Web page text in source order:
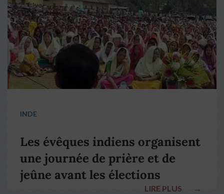
INDE
Les évêques indiens organisent
une journée de prière et de
jeûne avant les élections
LIRE PLUS →